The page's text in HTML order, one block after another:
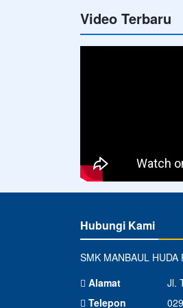
Video Terbaru
Hubungi Kami
SMK MANBAUL HUDA
Alamat
Jl.
Telepon